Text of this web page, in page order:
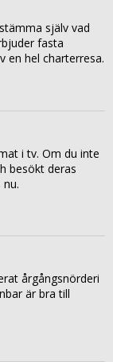
själv vad
fasta
en hel charterresa.
i tv. Om du inte
besökt deras
årgångsnörderi
är bra till